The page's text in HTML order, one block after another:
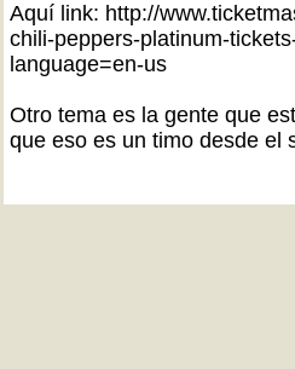
Aquí link: http://
chili-peppers-platinum-
language=en-us
Otro tema es la gente que
que eso es un timo desde el